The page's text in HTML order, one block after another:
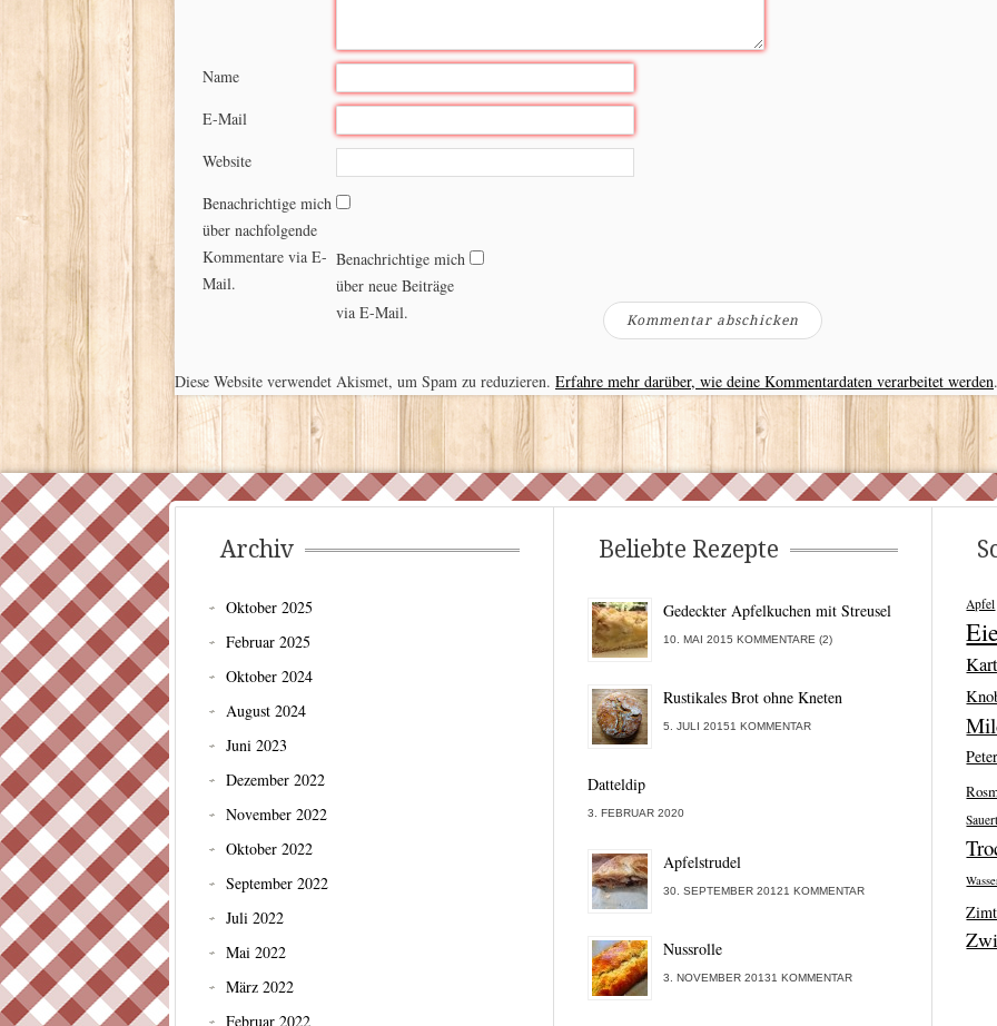
Name
E-Mail
Website
Benachrichtige mich
über nachfolgende
Kommentare via E-
Mail.
Benachrichtige mich
über neue Beiträge
via E-Mail.
Diese Website verwendet Akismet, um Spam zu reduzieren. Erfahre mehr darüber, wie deine Kommentardaten verarbeitet werden.
Archiv
Oktober 2025
Februar 2025
Oktober 2024
August 2024
Juni 2023
Dezember 2022
November 2022
Oktober 2022
September 2022
Juli 2022
Mai 2022
März 2022
Februar 2022
Beliebte Rezepte
Gedeckter Apfelkuchen mit Streusel
10. MAI 2015 KOMMENTARE (2)
Rustikales Brot ohne Kneten
5. JULI 20151 KOMMENTAR
Datteldip
3. FEBRUAR 2020
Apfelstrudel
30. SEPTEMBER 20121 KOMMENTAR
Nussrolle
3. NOVEMBER 20131 KOMMENTAR
Apfel
Zimt